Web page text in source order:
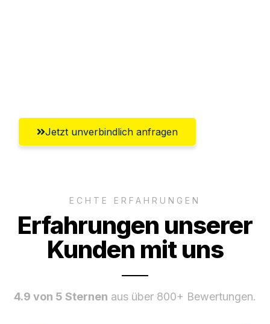
Jetzt unverbindlich anfragen
ECHTE ERFAHRUNGEN
Erfahrungen unserer
Kunden mit uns
4.9 von 5 Sternen aus über 800+ Bewertungen.